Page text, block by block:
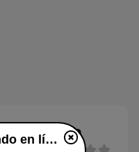
en línea
Radio Salmodiando en línea